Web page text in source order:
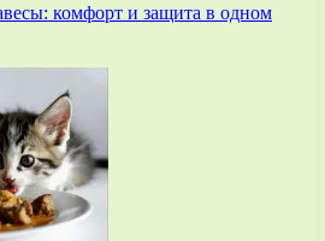
комфорт и защита в одном